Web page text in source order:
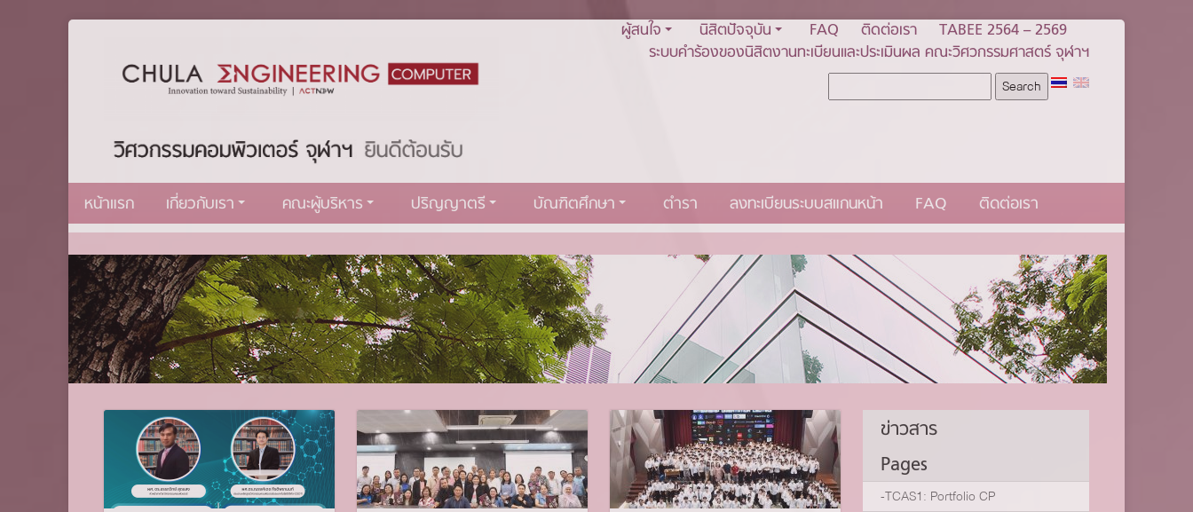
ผู้สนใจ นิสิตปัจจุบัน FAQ ติดต่อเรา
TABEE 2564 – 2569
ระบบคำร้องของนิสิตงานทะเบียนและประเมินผล คณะวิศวกรรมศาสตร์ จุฬาฯ
หน้าแรก เกี่ยวกับเรา คณะผู้บริหาร ปริญญาตรี บัณฑิตศึกษา ตำรา ลงทะเบียนระบบสแกนหน้า FAQ ติดต่อเรา
ข่าวสาร
Pages
-TCAS1: Portfolio CP